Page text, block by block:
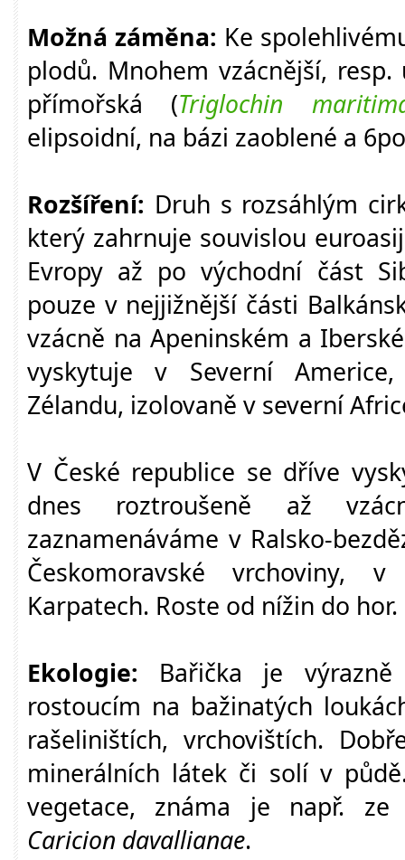
Možná záměna: Ke
plodů. Mnohem vzácnější,
přímořská (Triglochin
elipsoidní, na bázi zaoblené a
Rozšíření: Druh s rozsáhlým
který zahrnuje souvislou
Evropy až po východní část
pouze v nejjižnější části
vzácně na Apeninském a
vyskytuje v Severní
Zélandu, izolovaně v severní
V České republice se dříve
dnes roztroušeně až
zaznamenáváme v Ralsko-
Českomoravské vrchoviny,
Karpatech. Roste od nížin do hor.
Ekologie: Bařička je
rostoucím na bažinatých
rašeliništích, vrchovištích.
minerálních látek či solí v
vegetace, známa je např. ze
Caricion davallianae.